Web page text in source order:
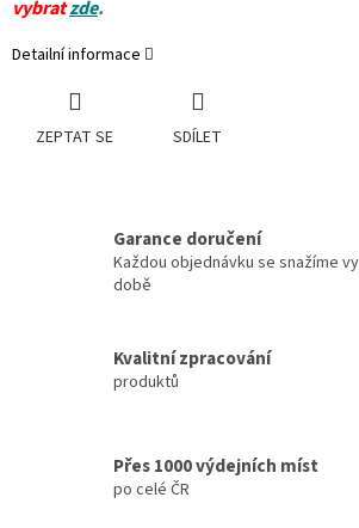
vybratzde.
Detailní informace
ZEPTAT SE SDÍLET
Garance doručení
Každou objednávku se snažíme
době
Kvalitní zpracování
produktů
Přes 1000 výdejních míst
po celé ČR